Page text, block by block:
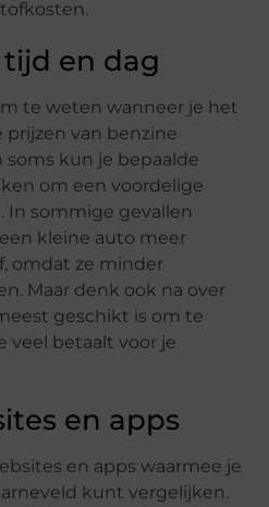
en dag
te weten wanneer je het
van benzine
kun je bepaalde
om een ​​voordelige
In sommige gevallen
kleine auto meer
omdat ze minder
Maar denk ook na over
geschikt is om te
veel betaalt voor je
en apps
en apps waarmee je
kunt vergelijken.